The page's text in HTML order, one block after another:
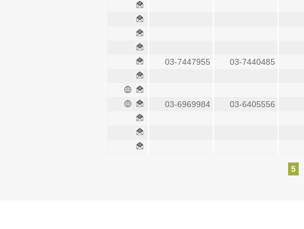
03-7440485
03-7447955
03-6405556
03-6969984
5